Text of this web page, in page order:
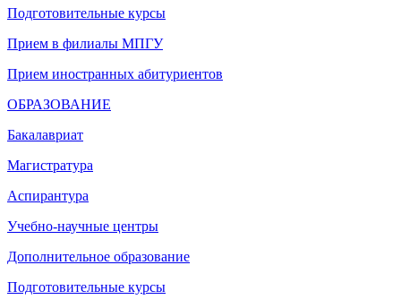
Подготовительные курсы
Прием в филиалы МПГУ
Прием иностранных абитуриентов
ОБРАЗОВАНИЕ
Бакалавриат
Магистратура
Аспирантура
Учебно-научные центры
Дополнительное образование
Подготовительные курсы